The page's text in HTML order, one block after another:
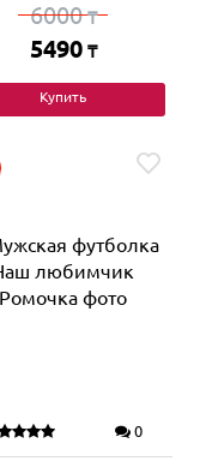
6000₸
5490 ₸
Купить
0